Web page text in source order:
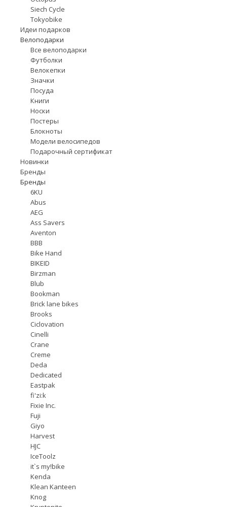
Siech Cycle
Tokyobike
Идеи подарков
Велоподарки
Все велоподарки
Футболки
Велокепки
Значки
Посуда
Книги
Носки
Постеры
Блокноты
Модели велосипедов
Подарочный сертификат
Новинки
Бренды
Бренды
6KU
Abus
AEG
Ass Savers
Aventon
BBB
Bike Hand
BIKEID
Birzman
Blub
Bookman
Brick lane bikes
Brooks
Ciclovation
Cinelli
Crane
Creme
Deda
Dedicated
Eastpak
fi'zi:k
Fixie Inc.
Fuji
Giyo
Harvest
HJC
IceToolz
it`s my!bike
Kenda
Klean Kanteen
Knog